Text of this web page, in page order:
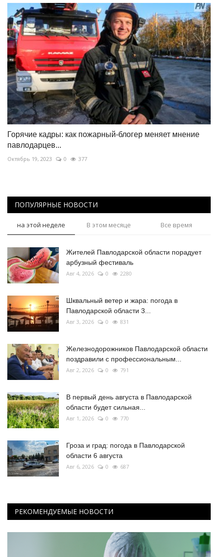
Горячие кадры: как пожарный-блогер меняет мнение
павлодарцев...
Октябрь 19, 2023 0 377
ПОПУЛЯРНЫЕ НОВОСТИ
на этой неделе В этом месяце Все время
Жителей Павлодарской области порадует
арбузный фестиваль
Авг 4, 2026 0 2280
Шквальный ветер и жара: погода в
Павлодарской области 3...
Авг 3, 2026 0 831
Железнодорожников Павлодарской области
поздравили с профессиональным...
Авг 2, 2026 0 791
В первый день августа в Павлодарской
области будет сильная...
Авг 1, 2026 0 770
Гроза и град: погода в Павлодарской
области 6 августа
Авг 6, 2026 0 687
РЕКОМЕНДУЕМЫЕ НОВОСТИ